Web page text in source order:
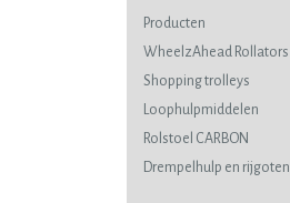
Producten
WheelzAhead Rollators
Shopping trolleys
Loophulpmiddelen
Rolstoel CARBON
Drempelhulp en rijgoten